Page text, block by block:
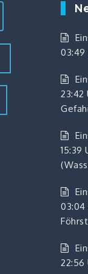
03:49
23:42
15:39
03:04
22:56